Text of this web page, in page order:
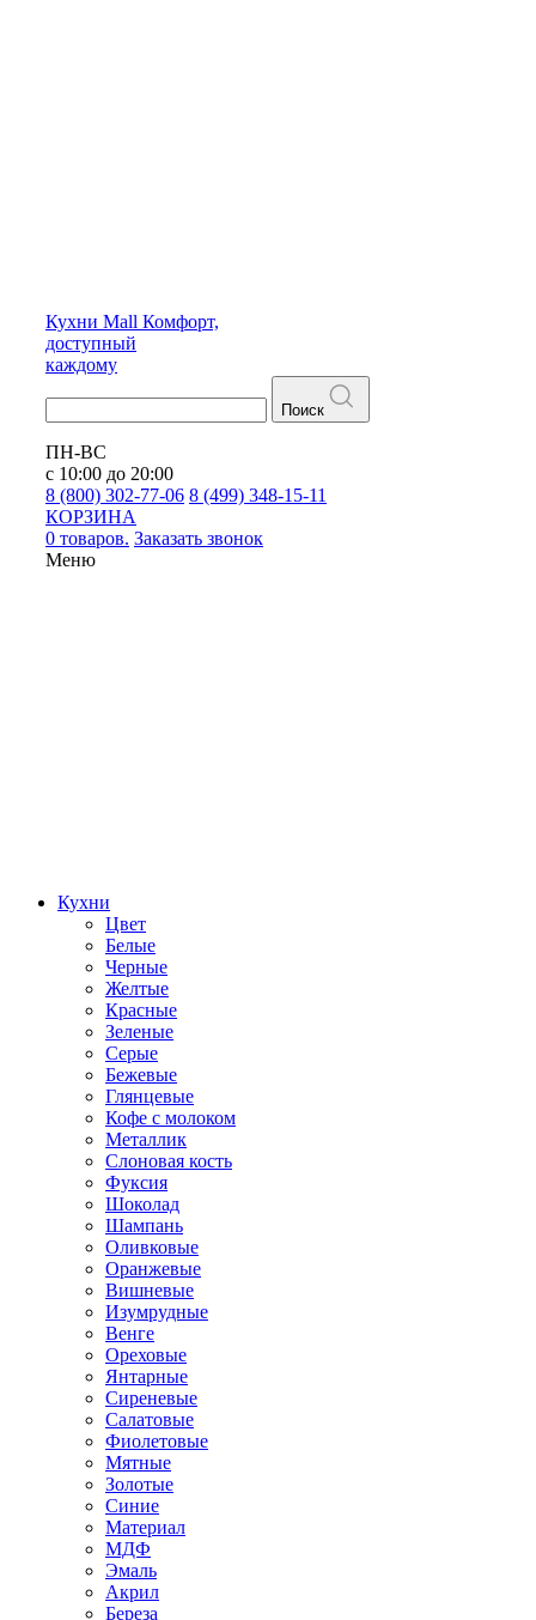
Кухни Mall Комфорт,
доступный
каждому
Поиск
ПН-ВС
с 10:00 до 20:00
8 (800) 302-77-06 8 (499) 348-15-11
КОРЗИНА
0 товаров. Заказать звонок
Меню
Кухни
Цвет
Белые
Черные
Желтые
Красные
Зеленые
Серые
Бежевые
Глянцевые
Кофе с молоком
Металлик
Слоновая кость
Фуксия
Шоколад
Шампань
Оливковые
Оранжевые
Вишневые
Изумрудные
Венге
Ореховые
Янтарные
Сиреневые
Салатовые
Фиолетовые
Мятные
Золотые
Синие
Материал
МДФ
Эмаль
Акрил
Береза